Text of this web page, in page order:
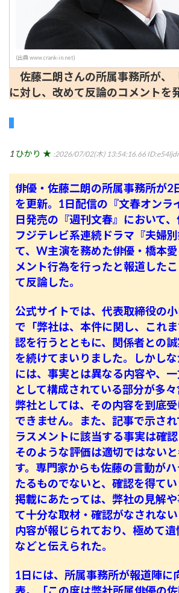
(出典 www.crank-in.net)
佐藤二朗さんの所属事務所が、
に対し、改めて反論のコメントを
1 ひかり ★ :2026/07/02(木) 13:54:16.66
俳優・佐藤二朗の所属事務所が2
を更新。1日配信の『文春オンラ
日発売の『週刊文春』において
フジテレビ系連続ドラマ『夫婦
て、W主演を務めた俳優・橋本
メント行為を行ったと報道した
て反論した。
公式サイトでは、代表取締役の
で「弊社は、本件に関し、これ
認を行うとともに、関係者との
を続けてまいりました。しかし
には、事実とは異なる内容や、
として構成されている部分が多々
弊社としては、その内容を到底
できません。また、記事で示さ
ラスメントに該当する事実は確認
そのような評価は適切ではない
す。専門家からも佐藤の言動が
たるものでないと、確認を得て
掲載にあたっては、弊社の見解
て十分な取材・確認がなされな
内容が報じられており、極めて遺
などと伝えられた。
1日には、所属事務所が報道陣に
表。「この度は弊社所属俳優の